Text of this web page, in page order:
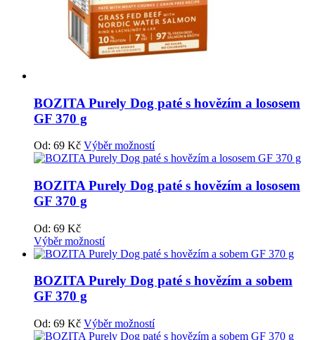
BOZITA Purely Dog paté s hovězím a lososem
GF 370 g
Od: 69 Kč Výběr možností
BOZITA Purely Dog paté s hovězím a lososem
GF 370 g
Od: 69 Kč
Výběr možností
BOZITA Purely Dog paté s hovězím a sobem
GF 370 g
Od: 69 Kč Výběr možností